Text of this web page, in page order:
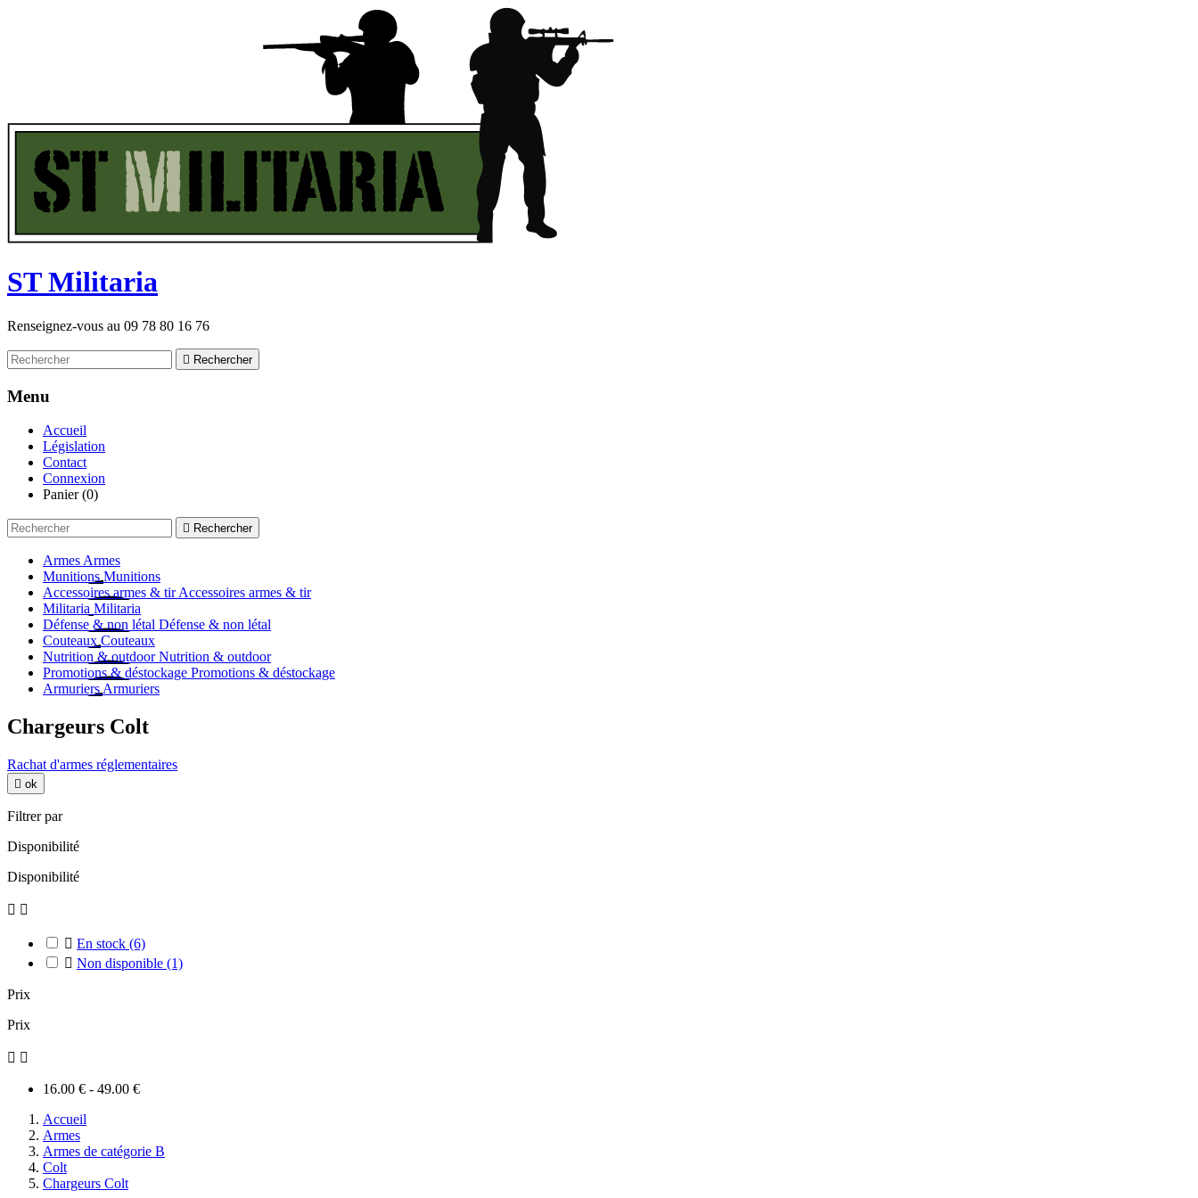
STMilitaria
Renseignez-vous au 09 78 80 16 76
 Rechercher
Menu
Accueil
Législation
Contact
Connexion
Panier (0)
 Rechercher
Armes Armes
Munitions Munitions
Accessoires armes & tir Accessoires armes & tir
Militaria Militaria
Défense & non létal Défense & non létal
Couteaux Couteaux
Nutrition & outdoor Nutrition & outdoor
Promotions & déstockage Promotions & déstockage
Armuriers Armuriers
Chargeurs Colt
Rachat d'armes réglementaires
 ok
Filtrer par
Disponibilité
Disponibilité
 
 En stock (6)
 Non disponible (1)
Prix
Prix
 
16.00 € - 49.00 €
Accueil
Armes
Armes de catégorie B
Colt
Chargeurs Colt